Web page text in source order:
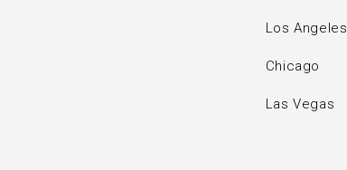
Los Angeles
Chicago
Las Vegas